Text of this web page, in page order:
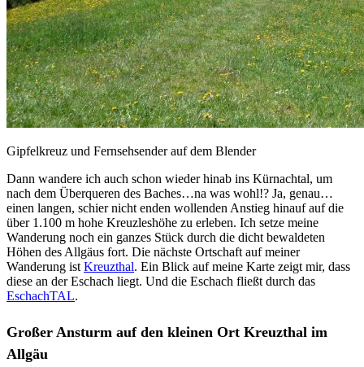
Gipfelkreuz und Fernsehsender auf dem Blender
Dann wandere ich auch schon wieder hinab ins Kürnachtal, um
nach dem Überqueren des Baches…na was wohl!? Ja, genau…
einen langen, schier nicht enden wollenden Anstieg hinauf auf die
über 1.100 m hohe Kreuzleshöhe zu erleben. Ich setze meine
Wanderung noch ein ganzes Stück durch die dicht bewaldeten
Höhen des Allgäus fort. Die nächste Ortschaft auf meiner
Wanderung ist Kreuzthal. Ein Blick auf meine Karte zeigt mir, dass
diese an der Eschach liegt. Und die Eschach fließt durch das
EschachTAL.
Großer Ansturm auf den kleinen Ort Kreuzthal im
Allgäu